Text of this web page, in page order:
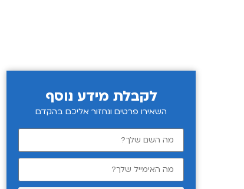
לקבלת מידע נוסף
השאירו פרטים ונחזור אליכם בהקדם